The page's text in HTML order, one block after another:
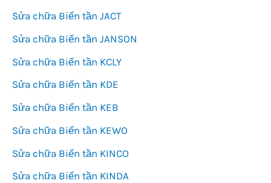
Sửa chữa Biến tần JACT
Sửa chữa Biến tần JANSON
Sửa chữa Biến tần KCLY
Sửa chữa Biến tần KDE
Sửa chữa Biến tần KEB
Sửa chữa Biến tần KEWO
Sửa chữa Biến tần KINCO
Sửa chữa Biến tần KINDA